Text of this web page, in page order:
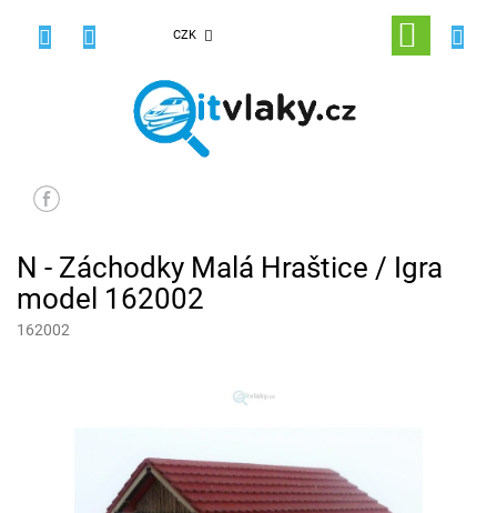
CZK
NÁKUPNÍ
KOŠÍK
N - Záchodky Malá Hraštice / Igra
model 162002
162002